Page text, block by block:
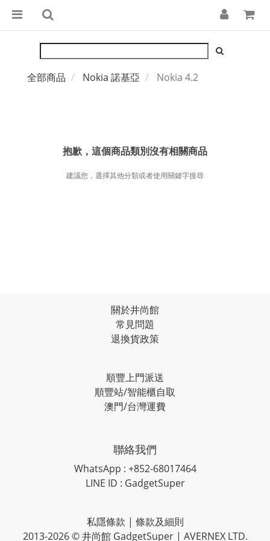
全部商品 Nokia 諾基亞 Nokia 4.2
抱歉，這個商品類別沒有相關商品
建議您，選擇其他分類或者使用關鍵字搜尋
關於井尚館
常見問題
退換貨政策
順豐上門派送
順豐站/智能櫃自取
澳門/台灣運費
聯絡我們
WhatsApp : +852-68017464
LINE ID : GadgetSuper
私隱條款 | 條款及細則
2013-2026 © 井尚館 GadgetSuper | AVERNEX LTD.